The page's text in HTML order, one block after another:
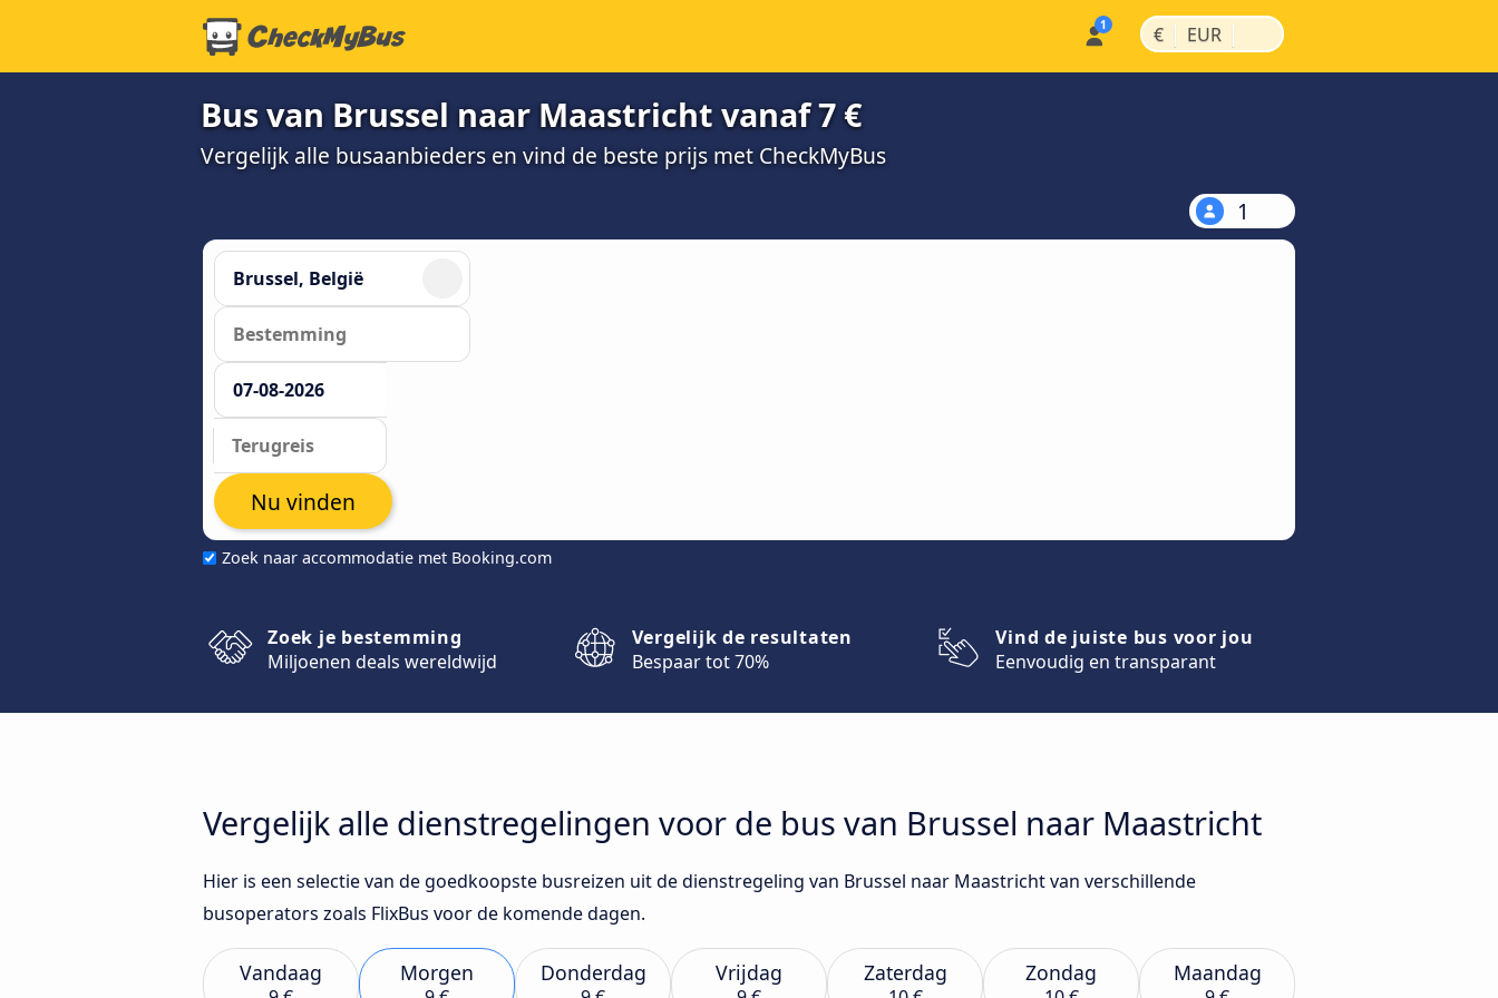
€ | EUR |
Bus van Brussel naar Maastricht vanaf 7 €
Vergelijk alle busaanbieders en vind de beste prijs met CheckMyBus
1
Zoek naar accommodatie met Booking.com
Nu vinden
Zoek je bestemming
Miljoenen deals wereldwijd
Vergelijk de resultaten
Bespaar tot 70%
Vind de juiste bus voor jou
Eenvoudig en transparant
Vergelijk alle dienstregelingen voor de bus van Brussel naar Maastricht
Hier is een selectie van de goedkoopste busreizen uit de dienstregeling van Brussel naar Maastricht van verschillende
busoperators zoals FlixBus voor de komende dagen.
Vandaag Morgen Donderdag Vrijdag Zaterdag Zondag Maandag